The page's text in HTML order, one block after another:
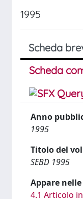
1995
Scheda
Scheda
Anno
1995
Titolo del
SEBD 1995
Appare
4.1 Articolo